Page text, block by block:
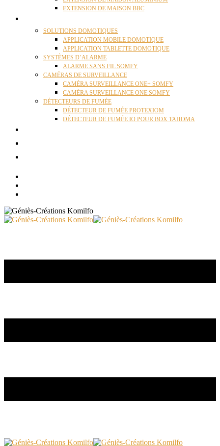
EXTENSION DE MAISON BBC
SOLUTIONS DOMOTIQUES
APPLICATION MOBILE DOMOTIQUE
APPLICATION TABLETTE DOMOTIQUE
SYSTÈMES D’ALARME
ALARME SANS FIL SOMFY
CAMÉRAS DE SURVEILLANCE
CAMÉRA SURVEILLANCE ONE+ SOMFY
CAMÉRA SURVEILLANCE ONE SOMFY
DÉTECTEURS DE FUMÉE
DÉTECTEUR DE FUMÉE PROTEXIOM
DÉTECTEUR DE FUMÉE IO POUR BOX TAHOMA